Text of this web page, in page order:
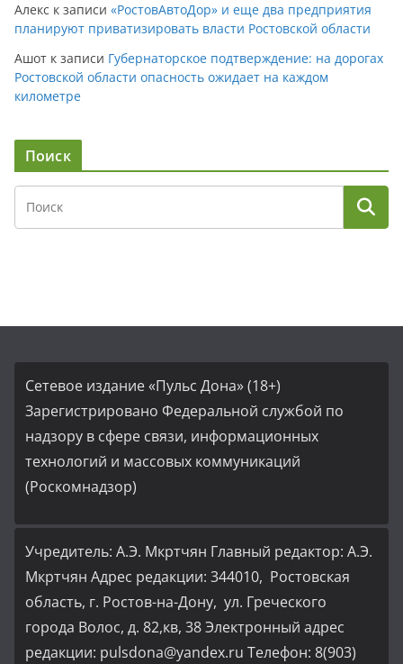
Алекс к записи «РостовАвтоДор» и еще два предприятия
планируют приватизировать власти Ростовской области
Ашот к записи Губернаторское подтверждение: на дорогах
Ростовской области опасность ожидает на каждом
километре
Поиск
Сетевое издание «Пульс Дона» (18+)
Зарегистрировано Федеральной службой по
надзору в сфере связи, информационных
технологий и массовых коммуникаций
(Роскомнадзор)
Учредитель: А.Э. Мкртчян Главный редактор: А.Э.
Мкртчян Адрес редакции: 344010, Ростовская
область, г. Ростов-на-Дону, ул. Греческого
города Волос, д. 82,кв, 38 Электронный адрес
редакции: pulsdona@yandex.ru Телефон: 8(903)